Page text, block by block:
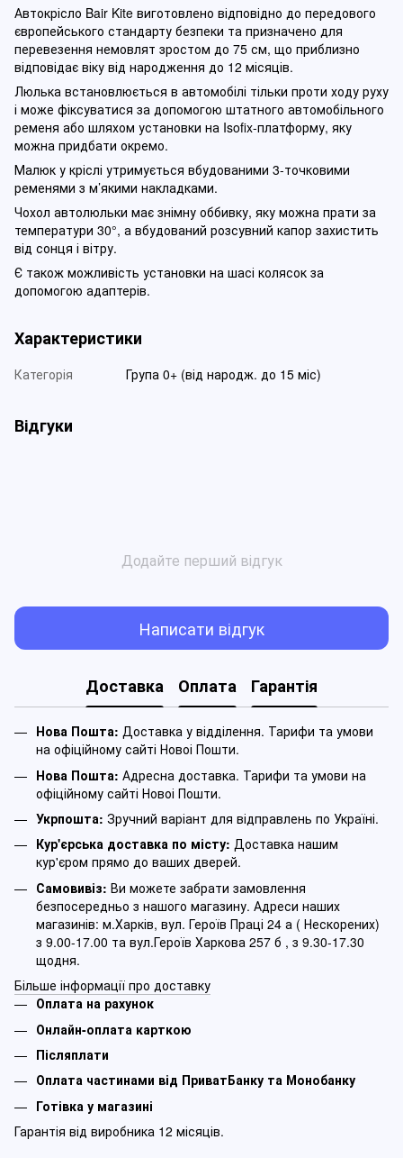
Автокрісло Bair Kite виготовлено відповідно до передового
європейського стандарту безпеки та призначено для
перевезення немовлят зростом до 75 см, що приблизно
відповідає віку від народження до 12 місяців.
Люлька встановлюється в автомобілі тільки проти ходу руху
і може фіксуватися за допомогою штатного автомобільного
ременя або шляхом установки на Isofix-платформу, яку
можна придбати окремо.
Малюк у кріслі утримується вбудованими 3-точковими
ременями з м’якими накладками.
Чохол автолюльки має знімну оббивку, яку можна прати за
температури 30°, а вбудований розсувний капор захистить
від сонця і вітру.
Є також можливість установки на шасі колясок за
допомогою адаптерів.
Характеристики
Категорія Група 0+ (від народж. до 15 міс)
Відгуки
Додайте перший відгук
Написати відгук
Доставка Оплата Гарантія
Нова Пошта: Доставка у відділення. Тарифи та умови
на офіційному сайті Новоі Пошти.
Нова Пошта: Адресна доставка. Тарифи та умови на
офіційному сайті Новоі Пошти.
Укрпошта: Зручний варіант для відправлень по Україні.
Кур'єрська доставка по місту: Доставка нашим
кур'єром прямо до ваших дверей.
Самовивіз: Ви можете забрати замовлення
безпосередньо з нашого магазину. Адреси наших
магазинів: м.Харків, вул. Героїв Праці 24 а ( Нескорених)
з 9.00-17.00 та вул.Героїв Харкова 257 б , з 9.30-17.30
щодня.
Більше інформації про доставку
Оплата на рахунок
Онлайн-оплата карткою
Післяплати
Оплата частинами від ПриватБанку та Монобанку
Готівка у магазині
Гарантія від виробника 12 місяців.